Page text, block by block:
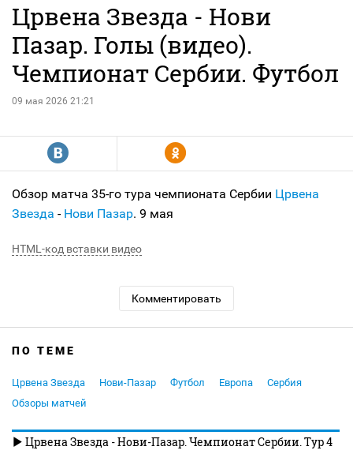
Црвена Звезда - Нови
Пазар. Голы (видео).
Чемпионат Сербии. Футбол
09 мая 2026 21:21
R Y
Обзор матча 35-го тура чемпионата Сербии Црвена
Звезда - Нови Пазар. 9 мая
HTML-код вставки видео
Комментировать
ПО ТЕМЕ
Црвена Звезда Нови-Пазар Футбол Европа
Сербия
Обзоры матчей
Црвена Звезда - Нови-Пазар. Чемпионат Сербии. Тур 4